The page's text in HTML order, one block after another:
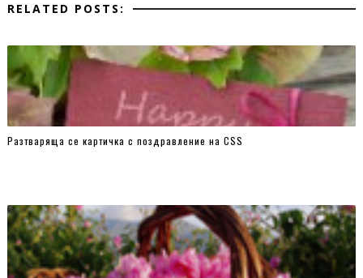
RELATED POSTS:
Разтваряща се картичка с поздравление на CSS